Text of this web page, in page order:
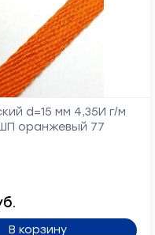
d=15 мм 4,35И г/м
оранжевый 77
В корзину